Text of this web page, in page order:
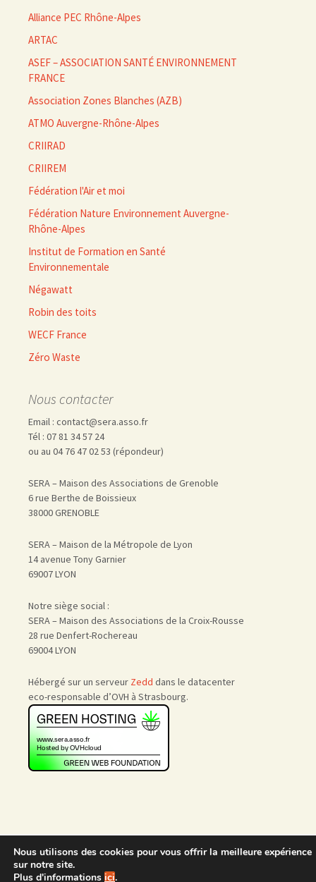
Alliance PEC Rhône-Alpes
ARTAC
ASEF – ASSOCIATION SANTÉ ENVIRONNEMENT
FRANCE
Association Zones Blanches (AZB)
ATMO Auvergne-Rhône-Alpes
CRIIRAD
CRIIREM
Fédération l'Air et moi
Fédération Nature Environnement Auvergne-
Rhône-Alpes
Institut de Formation en Santé
Environnementale
Négawatt
Robin des toits
WECF France
Zéro Waste
Nous contacter
Email : contact@sera.asso.fr
Tél : 07 81 34 57 24
ou au 04 76 47 02 53 (répondeur)
SERA – Maison des Associations de Grenoble
6 rue Berthe de Boissieux
38000 GRENOBLE
SERA – Maison de la Métropole de Lyon
14 avenue Tony Garnier
69007 LYON
Notre siège social :
SERA – Maison des Associations de la Croix-Rousse
28 rue Denfert-Rochereau
69004 LYON
Hébergé sur un serveur Zedd dans le datacenter
eco-responsable d’OVH à Strasbourg.
Accueil | Nous rejoindre
Nous utilisons des cookies pour vous offrir la meilleure expérience
sur notre site.
Plus d'informations ici.